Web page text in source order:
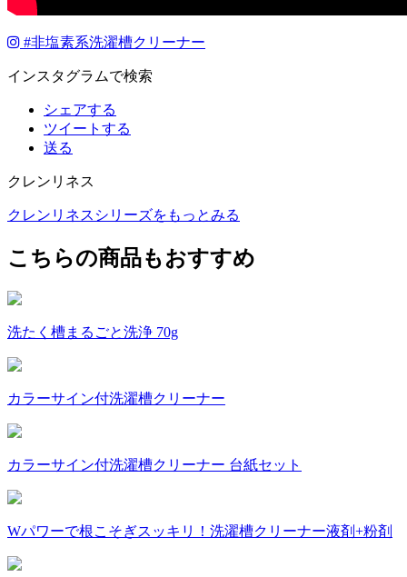
#非塩素系洗濯槽クリーナー
インスタグラムで検索
シェアする
ツイートする
送る
クレンリネス
クレンリネスシリーズをもっとみる
こちらの商品もおすすめ
洗たく槽まるごと洗浄 70g
カラーサイン付洗濯槽クリーナー
カラーサイン付洗濯槽クリーナー 台紙セット
Wパワーで根こそぎスッキリ！洗濯槽クリーナー液剤+粉剤